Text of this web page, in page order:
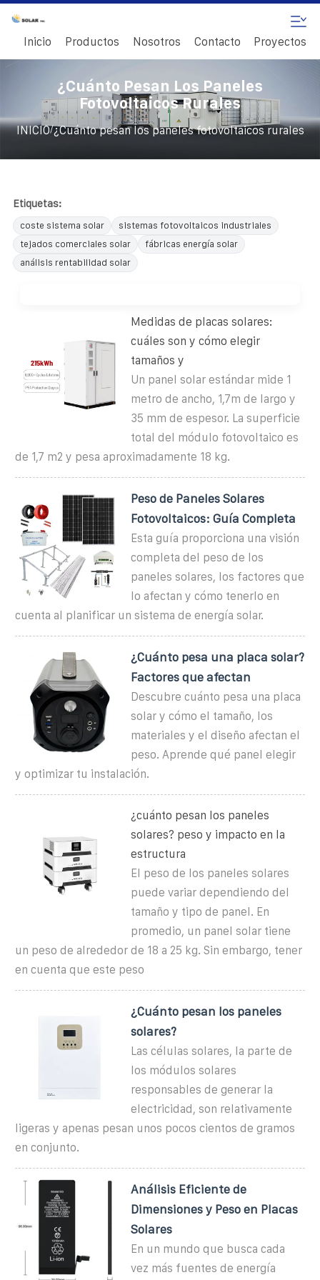
Inicio Productos Nosotros Contacto Proyectos
¿Cuánto Pesan Los Paneles
Fotovoltaicos Rurales
INICIO/¿Cuánto pesan los paneles fotovoltaicos rurales
Etiquetas:
coste sistema solar
sistemas fotovoltaicos industriales
tejados comerciales solar
fábricas energía solar
análisis rentabilidad solar
Medidas de placas solares:
cuáles son y cómo elegir
tamaños y
Un panel solar estándar mide 1
metro de ancho, 1,7m de largo y
35 mm de espesor. La superficie
total del módulo fotovoltaico es
de 1,7 m2 y pesa aproximadamente 18 kg.
Peso de Paneles Solares
Fotovoltaicos: Guía Completa
Esta guía proporciona una visión
completa del peso de los
paneles solares, los factores que
lo afectan y cómo tenerlo en
cuenta al planificar un sistema de energía solar.
¿Cuánto pesa una placa solar?
Factores que afectan
Descubre cuánto pesa una placa
solar y cómo el tamaño, los
materiales y el diseño afectan el
peso. Aprende qué panel elegir
y optimizar tu instalación.
¿cuánto pesan los paneles
solares? peso y impacto en la
estructura
El peso de los paneles solares
puede variar dependiendo del
tamaño y tipo de panel. En
promedio, un panel solar tiene
un peso de alrededor de 18 a 25 kg. Sin embargo, tener
en cuenta que este peso
¿Cuánto pesan los paneles
solares?
Las células solares, la parte de
los módulos solares
responsables de generar la
electricidad, son relativamente
ligeras y apenas pesan unos pocos cientos de gramos
en conjunto.
Análisis Eficiente de
Dimensiones y Peso en Placas
Solares
En un mundo que busca cada
vez más fuentes de energía